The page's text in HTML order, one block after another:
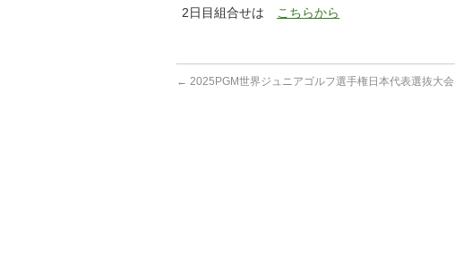
2日目組合せは
こちらから
← 2025PGM世界ジュニアゴルフ選手権日本代表選抜大会